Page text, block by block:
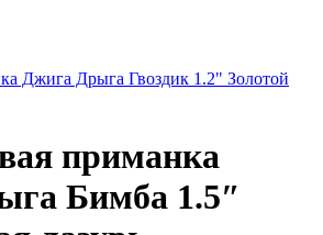
Джига Дрыга Гвоздик 1.2" Золотой
приманка
Бимба 1.5″